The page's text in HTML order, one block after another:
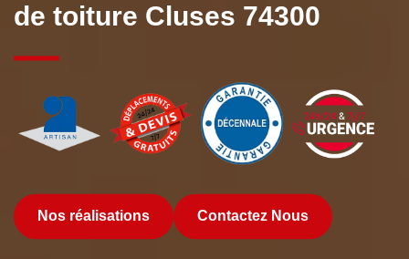
de toiture Cluses 74300
Nos réalisations Contactez Nous